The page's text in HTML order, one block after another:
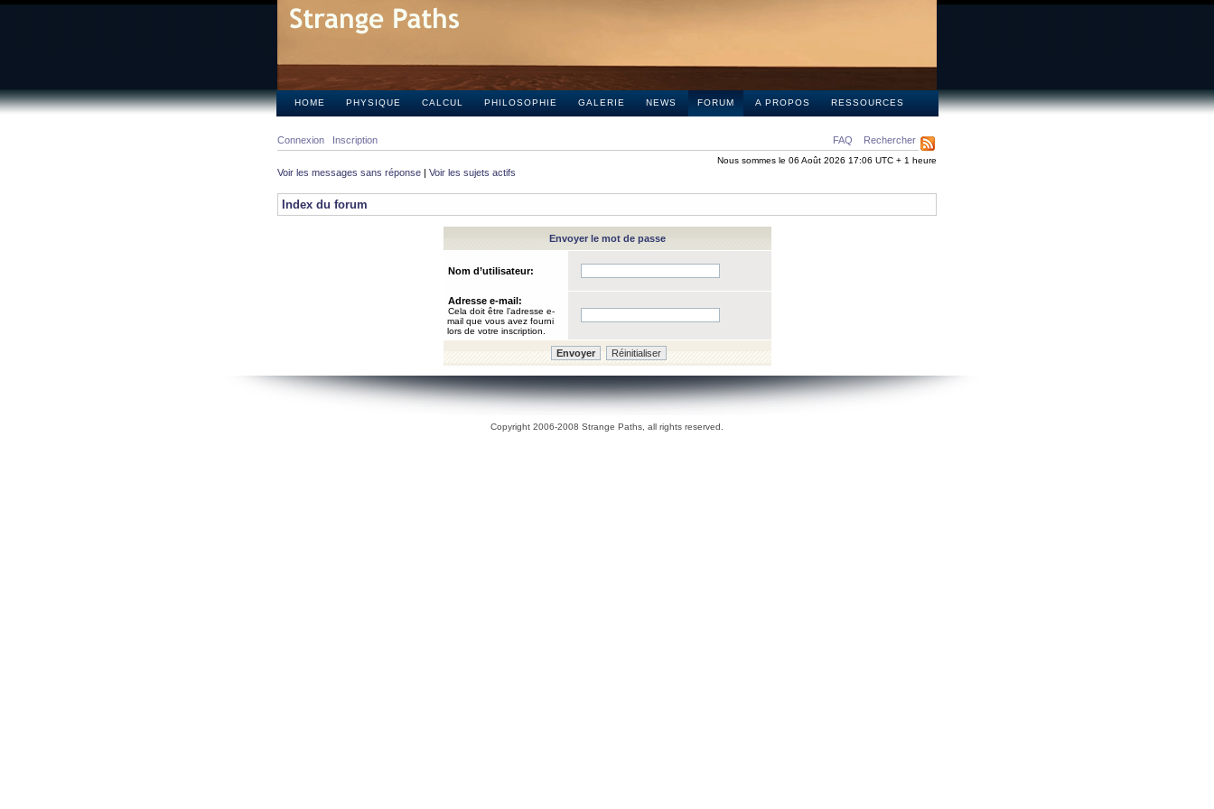
HOME PHYSIQUE CALCUL PHILOSOPHIE GALERIE NEWS FORUM A PROPOS RESSOURCES
FAQ Rechercher
Connexion Inscription
Nous sommes le 06 Août 2026 17:06 UTC + 1 heure
Voir les messages sans réponse | Voir les sujets actifs
Index du forum
Envoyer le mot de passe
Nom d’utilisateur:
Adresse e-mail:
Cela doit être l’adresse e-
mail que vous avez fourni
lors de votre inscription.
Copyright 2006-2008 Strange Paths, all rights reserved.